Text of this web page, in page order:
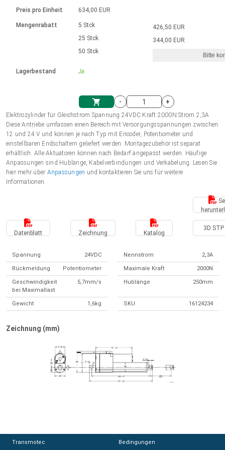
Einheitssystem
Einkaufswagen
Hubmagnete
230 - 50 Hz | 110 - 60 Hz
Drehzahlregelung für die AIS-Serie
Bürstenlose Gleichstrommotoren
mit Planetengetriebe und internem
Ø 28-42| 1-1400 rpm | <= 290Ncm
Bürstenlose DC Motor Controller
Gleichstrommotoren mit
Schneckengetriebe und Bürsten
Ø43-124mm | 31-425rpm | ≤ 41Nm
Treiber für Gleichstrommotoren mit
Synchron-Asynchron | für 1-4 Elektrozylinder
Synchron-Asynchron | für 1-4 Elektrozylinder
Français (EUR)
Polski (EUR)
Norsk (NOK)
Suomi (EUR)
Preis pro Einheit
Mengenrabatt
Lagerbestand
634,00 EUR
5 Stck
25 Stck
50 Stck
Ja
426,50 EUR
344,00 EUR
Bitte
-
+
Elektrozylinder für Gleichstrom Spannung 24VDC Kraft 2000N Strom 2,3A
Diese Antriebe umfassen einen Bereich mit Versorgungsspannungen zwischen
12 und 24 V und können je nach Typ mit Encoder, Potentiometer und
einstellbaren Endschaltern geliefert werden. Montagezubehör ist separat
erhältlich. Alle Aktuatoren können nach Bedarf angepasst werden. Häufige
Anpassungen sind Hublänge, Kabelverbindungen und Verkabelung. Lesen Sie
hier mehr über Anpassungen und kontaktieren Sie uns für weitere
Informationen.
Datenblatt Zeichnung Katalog
3D STP
Spannung 24VDC Nennstrom 2,3A
Rückmeldung Potentiometer Maximale Kraft 2000N
Geschwindigkeit
bei Maximallast
5,7mm/s Hublänge 250mm
Gewicht 1,6kg SKU 16124234
Zeichnung (mm)
Transmotec Bedingungen
Transmotec Bedingungen